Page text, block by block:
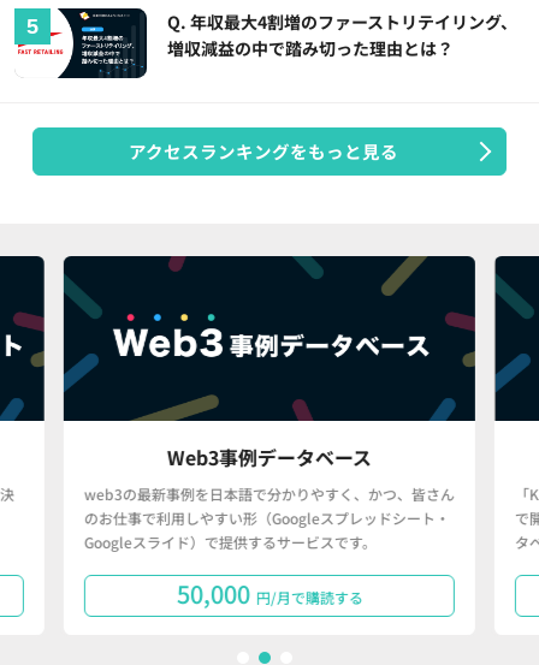
Q. 年収最大4割増のファーストリテイリング、
増収減益の中で踏み切った理由とは？
アクセスランキングをもっと見る
Web3事例データベース
web3の最新事例を日本語で分かりやすく、かつ、皆さん
のお仕事で利用しやすい形（Googleスプレッドシート・
Googleスライド）で提供するサービスです。
50,000 円/月で購読する
で
タ